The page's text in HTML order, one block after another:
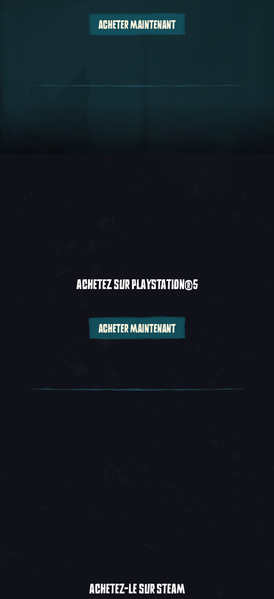
ACHETER MAINTENANT
ACHETEZ SUR PLAYSTATION®5
ACHETER MAINTENANT
ACHETEZ-LE SUR STEAM